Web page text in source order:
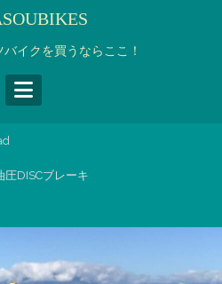
イクを買うならここ！
圧DISCブレーキ